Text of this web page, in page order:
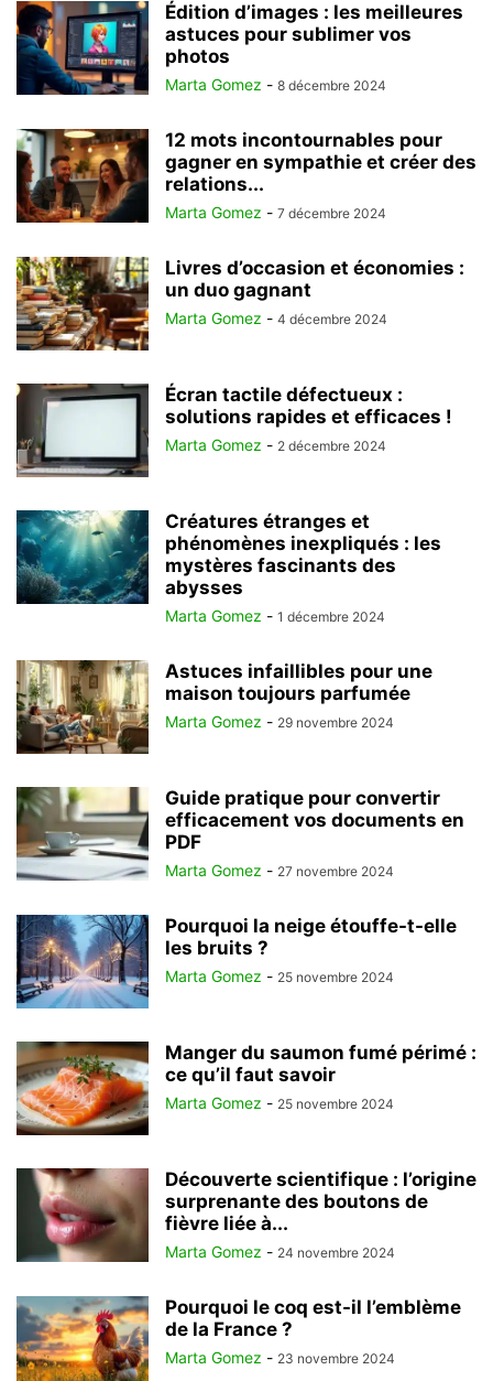
Édition d’images : les meilleures
astuces pour sublimer vos
photos
Marta Gomez - 8 décembre 2024
12 mots incontournables pour
gagner en sympathie et créer des
relations...
Marta Gomez - 7 décembre 2024
Livres d’occasion et économies :
un duo gagnant
Marta Gomez - 4 décembre 2024
Écran tactile défectueux :
solutions rapides et efficaces !
Marta Gomez - 2 décembre 2024
Créatures étranges et
phénomènes inexpliqués : les
mystères fascinants des
abysses
Marta Gomez - 1 décembre 2024
Astuces infaillibles pour une
maison toujours parfumée
Marta Gomez - 29 novembre 2024
Guide pratique pour convertir
efficacement vos documents en
PDF
Marta Gomez - 27 novembre 2024
Pourquoi la neige étouffe-t-elle
les bruits ?
Marta Gomez - 25 novembre 2024
Manger du saumon fumé périmé :
ce qu’il faut savoir
Marta Gomez - 25 novembre 2024
Découverte scientifique : l’origine
surprenante des boutons de
fièvre liée à...
Marta Gomez - 24 novembre 2024
Pourquoi le coq est-il l’emblème
de la France ?
Marta Gomez - 23 novembre 2024